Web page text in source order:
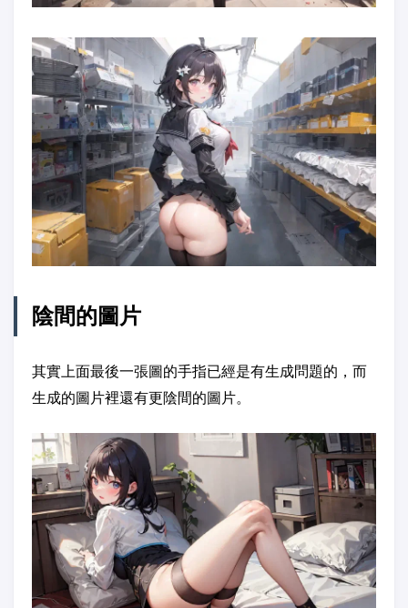
陰間的圖片
其實上面最後一張圖的手指已經是有生成問題的，而
生成的圖片裡還有更陰間的圖片。